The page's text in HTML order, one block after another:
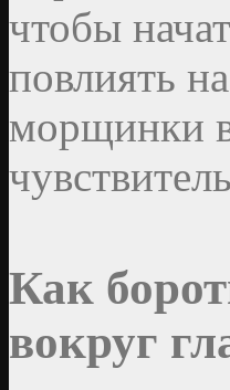
чтобы
повлиять
морщинки
Как
вокруг